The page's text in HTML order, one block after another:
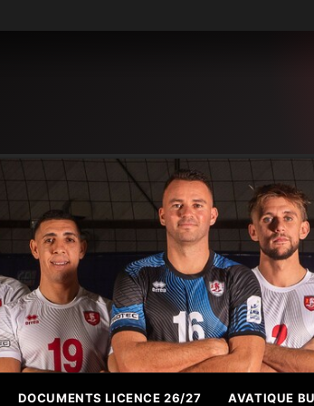
DOCUMENTS LICENCE 26/27 AVATIQUE